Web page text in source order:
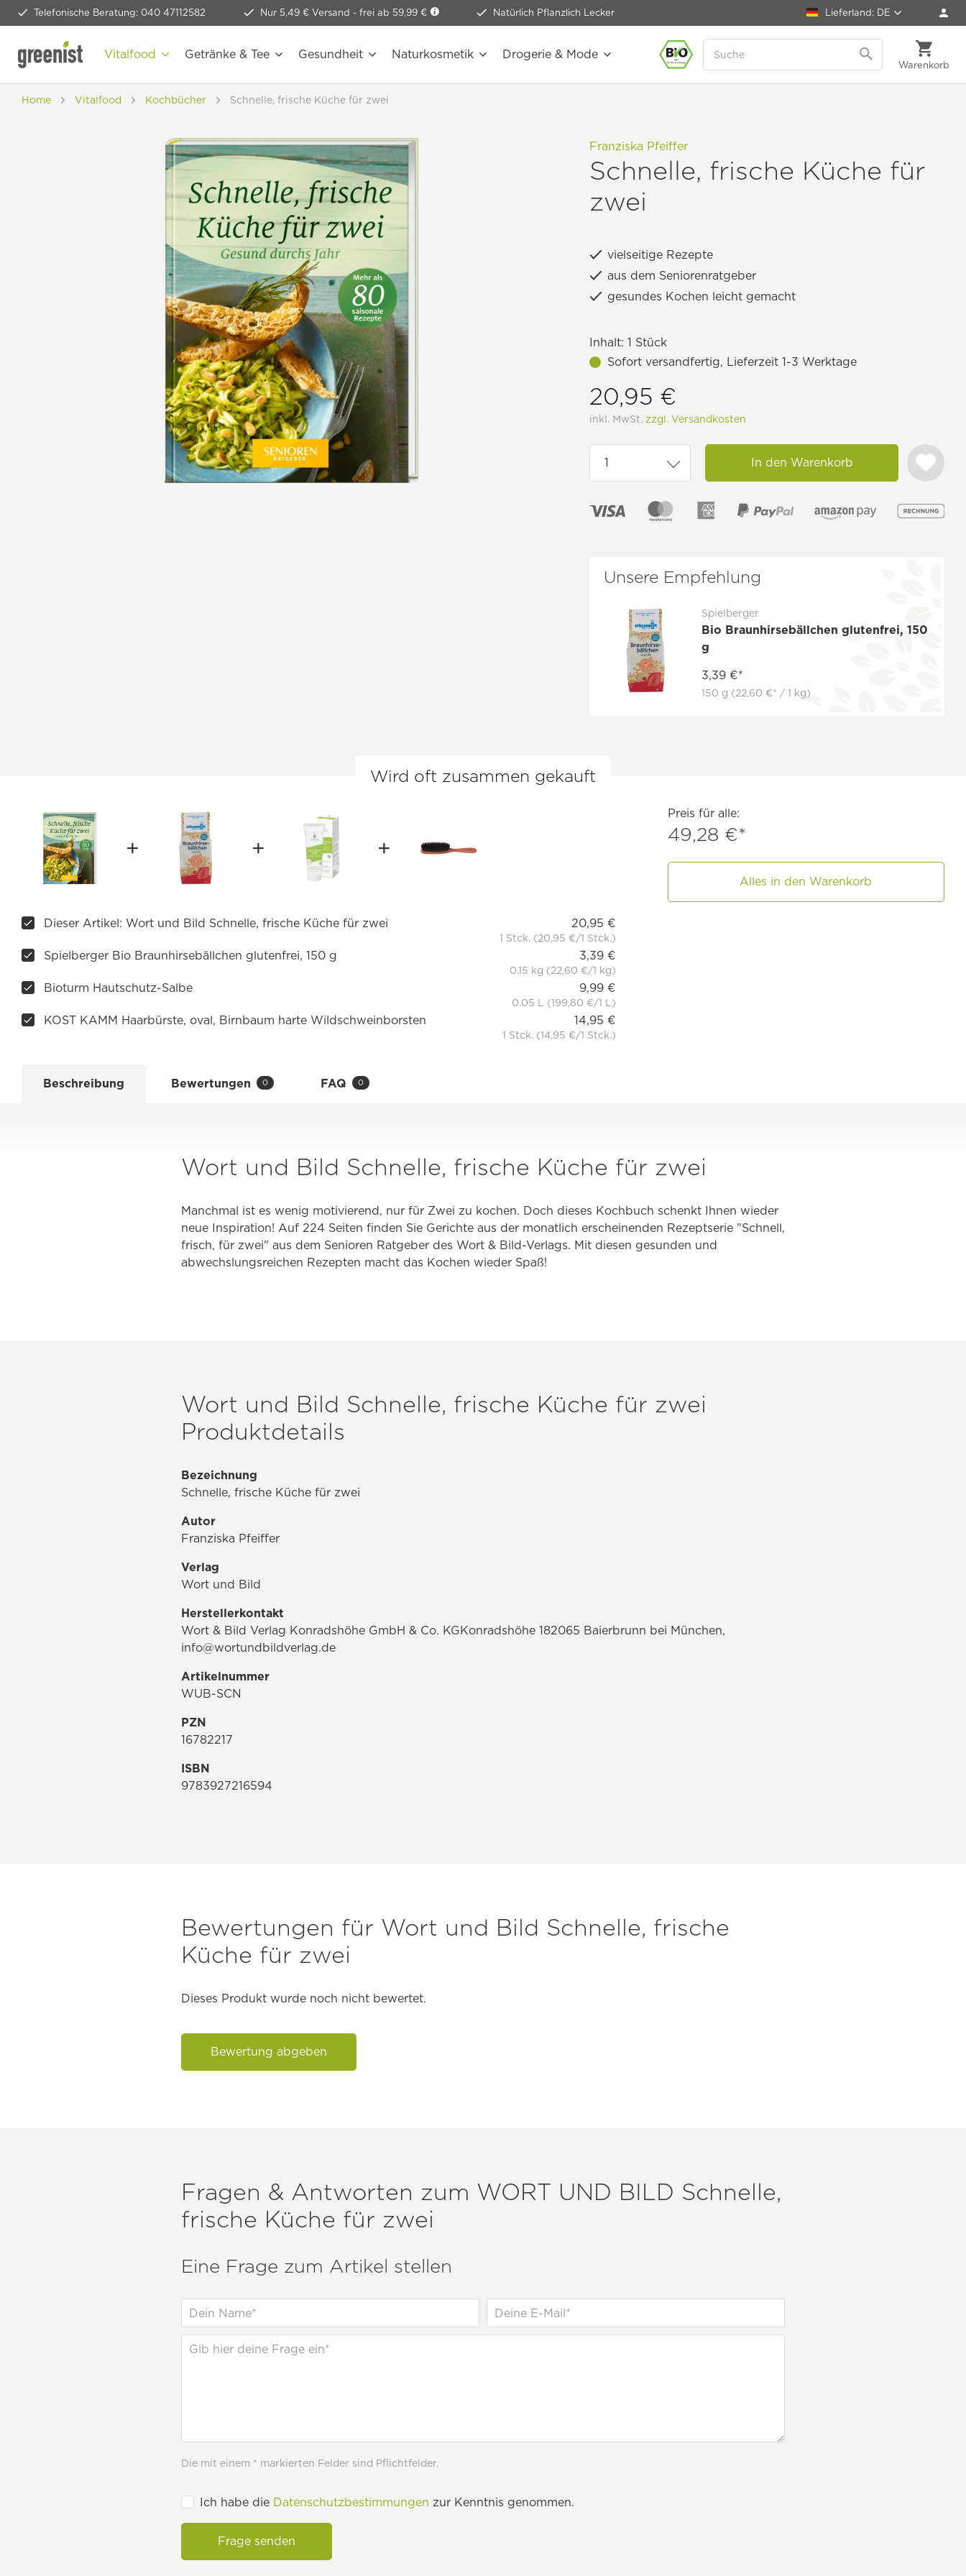
Telefonische Beratung: 040 47112582 Nur 5,49 € Versand - frei ab 59,99 € Natürlich Pflanzlich Lecker Lieferland: DE
Warenkorb
Vitalfood Getränke & Tee Gesundheit Naturkosmetik Drogerie & Mode
Home Vitalfood Kochbücher Schnelle, frische Küche für zwei
Franziska Pfeiffer
Schnelle, frische Küche für
zwei
vielseitige Rezepte
aus dem Seniorenratgeber
gesundes Kochen leicht gemacht
Inhalt: 1 Stück
Sofort versandfertig, Lieferzeit 1-3 Werktage
20,95 €
inkl. MwSt. zzgl. Versandkosten
In den Warenkorb
Unsere Empfehlung
Spielberger
Bio Braunhirsebällchen glutenfrei, 150
g
3,39 €*
150 g (22,60 €* / 1 kg)
Wird oft zusammen gekauft
Preis für alle:
49,28 €*
Alles in den Warenkorb
Dieser Artikel: Wort und Bild Schnelle, frische Küche für zwei 20,95 €
1 Stck. (20,95 €/1 Stck.)
Spielberger Bio Braunhirsebällchen glutenfrei, 150 g 3,39 €
0.15 kg (22,60 €/1 kg)
Bioturm Hautschutz-Salbe 9,99 €
0.05 L (199,80 €/1 L)
KOST KAMM Haarbürste, oval, Birnbaum harte Wildschweinborsten 14,95 €
1 Stck. (14,95 €/1 Stck.)
Beschreibung Bewertungen 0 FAQ 0
Wort und Bild Schnelle, frische Küche für zwei
Manchmal ist es wenig motivierend, nur für Zwei zu kochen. Doch dieses Kochbuch schenkt Ihnen wieder
neue Inspiration! Auf 224 Seiten finden Sie Gerichte aus der monatlich erscheinenden Rezeptserie "Schnell,
frisch, für zwei" aus dem Senioren Ratgeber des Wort & Bild-Verlags. Mit diesen gesunden und
abwechslungsreichen Rezepten macht das Kochen wieder Spaß!
Wort und Bild Schnelle, frische Küche für zwei
Produktdetails
Bezeichnung
Schnelle, frische Küche für zwei
Autor
Franziska Pfeiffer
Verlag
Wort und Bild
Herstellerkontakt
Wort & Bild Verlag Konradshöhe GmbH & Co. KGKonradshöhe 182065 Baierbrunn bei München,
info@wortundbildverlag.de
Artikelnummer
WUB-SCN
PZN
16782217
ISBN
9783927216594
Bewertungen für Wort und Bild Schnelle, frische
Küche für zwei
Dieses Produkt wurde noch nicht bewertet.
Bewertung abgeben
Fragen & Antworten zum WORT UND BILD Schnelle,
frische Küche für zwei
Eine Frage zum Artikel stellen
Die mit einem * markierten Felder sind Pflichtfelder.
Ich habe die Datenschutzbestimmungen zur Kenntnis genommen.
Frage senden